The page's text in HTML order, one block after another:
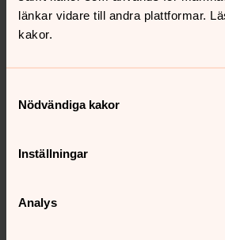
länkar vidare till andra plattformar.
kakor.
Nödvändiga kakor
Inställningar
Analys
Publicerad 2025-11-27
Musikquiz
Torsdag 9 april 18.00-20.00 i Postillan
Retreat - en dag i stillhet